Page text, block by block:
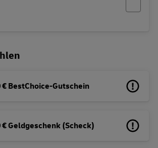
€ BestChoice-Gutschein
€ Geldgeschenk (Scheck)